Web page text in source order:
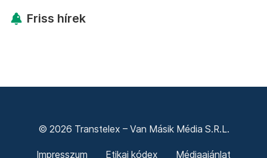
Friss hírek
© 2026 Transtelex – Van Másik Média S.R.L.
Impresszum Etikai kódex Médiaajánlat